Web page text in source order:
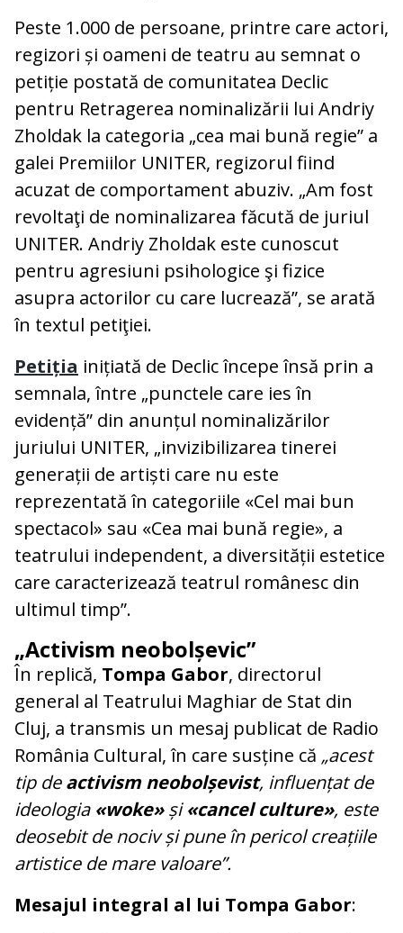
Peste 1.000 de persoane, printre care actori,
regizori și oameni de teatru au semnat o
petiție postată de comunitatea Declic
pentru Retragerea nominalizării lui Andriy
Zholdak la categoria „cea mai bună regie” a
galei Premiilor UNITER, regizorul fiind
acuzat de comportament abuziv. „Am fost
revoltaţi de nominalizarea făcută de juriul
UNITER. Andriy Zholdak este cunoscut
pentru agresiuni psihologice şi fizice
asupra actorilor cu care lucrează”, se arată
în textul petiţiei.
Petiția inițiată de Declic începe însă prin a
semnala, între „punctele care ies în
evidență” din anunțul nominalizărilor
juriului UNITER, „invizibilizarea tinerei
generații de artiști care nu este
reprezentată în categoriile «Cel mai bun
spectacol» sau «Cea mai bună regie», a
teatrului independent, a diversității estetice
care caracterizează teatrul românesc din
ultimul timp”.
„Activism neobolșevic”
În replică, Tompa Gabor, directorul
general al Teatrului Maghiar de Stat din
Cluj, a transmis un mesaj publicat de Radio
România Cultural, în care susține că „acest
tip deactivism neobolșevist, influențat de
ideologia «woke»și«cancel culture», este
deosebit de nociv și pune în pericol creațiile
artistice de mare valoare”.
Mesajul integral al lui Tompa Gabor: